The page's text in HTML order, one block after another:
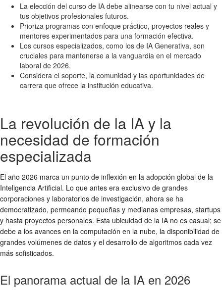
La elección del curso de IA debe alinearse con tu nivel actual y
tus objetivos profesionales futuros.
Prioriza programas con enfoque práctico, proyectos reales y
mentores experimentados para una formación efectiva.
Los cursos especializados, como los de IA Generativa, son
cruciales para mantenerse a la vanguardia en el mercado
laboral de 2026.
Considera el soporte, la comunidad y las oportunidades de
carrera que ofrece la institución educativa.
La revolución de la IA y la
necesidad de formación
especializada
El año 2026 marca un punto de inflexión en la adopción global de la
Inteligencia Artificial. Lo que antes era exclusivo de grandes
corporaciones y laboratorios de investigación, ahora se ha
democratizado, permeando pequeñas y medianas empresas, startups
y hasta proyectos personales. Esta ubicuidad de la IA no es casual; se
debe a los avances en la computación en la nube, la disponibilidad de
grandes volúmenes de datos y el desarrollo de algoritmos cada vez
más sofisticados.
El panorama actual de la IA en 2026